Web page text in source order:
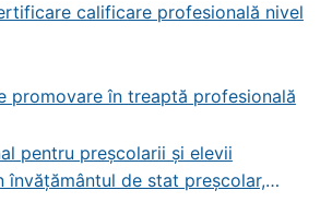
calificare profesională nivel
promovare în treaptă profesională
pentru preșcolarii și elevii
învățământul de stat preșcolar,